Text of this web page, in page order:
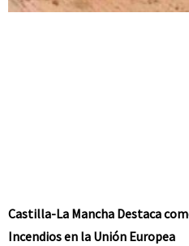
Castilla-La Mancha Destaca
Incendios en la Unión Europea